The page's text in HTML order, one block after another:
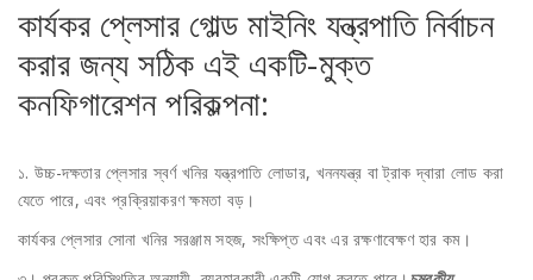
কার্যকর প্লেসার গোল্ড মাইনিং যন্ত্রপাতি নির্বাচন
করার জন্য সঠিক এই একটি-মুক্ত
কনফিগারেশন পরিকল্পনা:
১. উচ্চ-দক্ষতার প্লেসার স্বর্ণ খনির যন্ত্রপাতি লোডার, খননযন্ত্র বা ট্রাক দ্বারা লোড করা
যেতে পারে, এবং প্রক্রিয়াকরণ ক্ষমতা বড়।
কার্যকর প্লেসার সোনা খনির সরঞ্জাম সহজ, সংক্ষিপ্ত এবং এর রক্ষণাবেক্ষণ হার কম।